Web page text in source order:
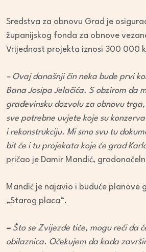
Sredstva za obnovu Grad je
županijskog fonda za obnove
Vrijednost projekta iznosi 300 000
– Ovaj današnji čin neka bude prvi
Bana Josipa Jelačića. S obzirom da
građevinsku dozvolu za obnovu
sve potrebne uvjete koje su
i rekonstrukciju. Mi smo svu tu
bit će i tu projekata koje će grad
pričao je Damir Mandić,
Mandić je najavio i buduće planove
„Starog placa“.
– Što se Zvijezde tiče, mogu reći da
obilaznica. Očekujem da kada